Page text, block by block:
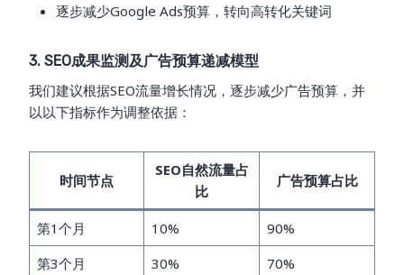
逐步减少Google Ads预算，转向高转化关键词
3. SEO成果监测及广告预算递减模型
我们建议根据SEO流量增长情况，逐步减少广告预算，并
以以下指标作为调整依据：
时间节点
SEO自然流量占
比
广告预算占比
第1个月 10%
90%
第3个月
30%
70%